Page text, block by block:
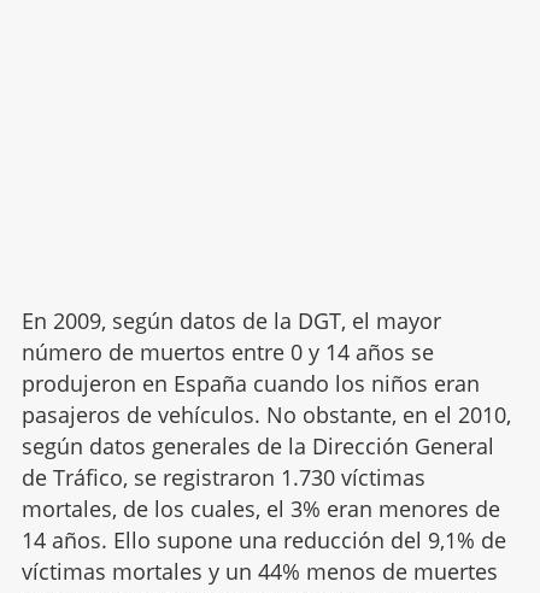
En 2009, según datos de la DGT, el mayor
número de muertos entre 0 y 14 años se
produjeron en España cuando los niños eran
pasajeros de vehículos. No obstante, en el 2010,
según datos generales de la Dirección General
de Tráfico, se registraron 1.730 víctimas
mortales, de los cuales, el 3% eran menores de
14 años. Ello supone una reducción del 9,1% de
víctimas mortales y un 44% menos de muertes